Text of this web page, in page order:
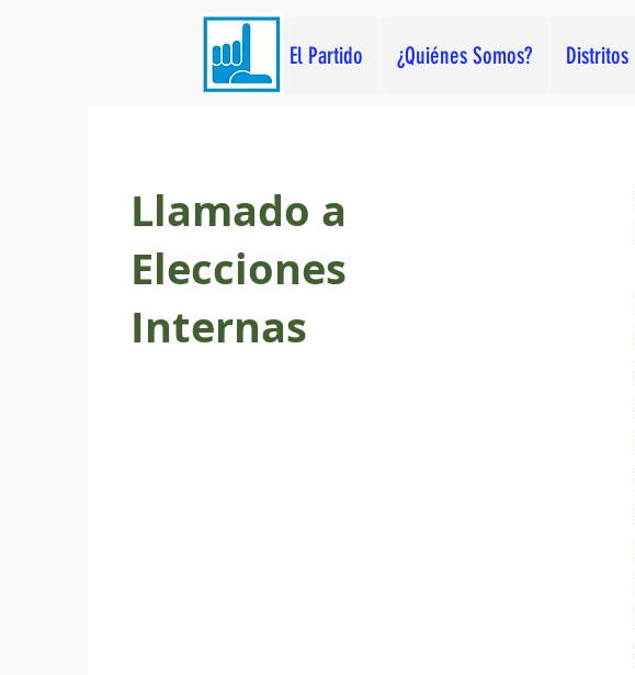
El Partido ¿Quiénes Somos? Distritos
Llamado a
Elecciones
Internas